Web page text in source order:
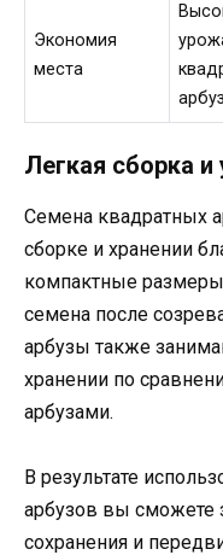
Экономия
места
Легкая сборка и
Семена квадратных
сборке и хранении
компактные
семена после
арбузы также
хранении по
арбузами.
В результате
арбузов вы сможете
сохранения и